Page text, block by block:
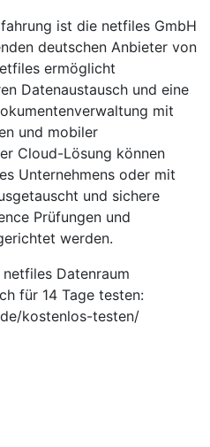
ist die netfiles GmbH
deutschen Anbieter von
ermöglicht
Datenaustausch und eine
mit
und mobiler
Cloud-Lösung können
Unternehmens oder mit
und sichere
Prüfungen und
werden.
Datenraum
für 14 Tage testen:
kostenlos-testen/